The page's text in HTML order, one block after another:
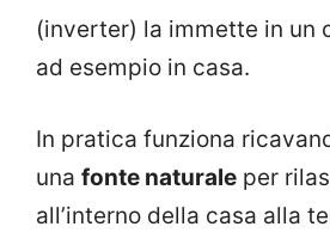
(inverter) la immette in un
ad esempio in casa.
In pratica funziona
una fonte naturale per
all’interno della casa alla